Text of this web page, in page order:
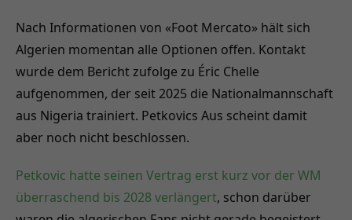
Nach Informationen von «Foot Mercato» hält sich
Algerien momentan alle Optionen offen. Kontakt
wurde dem Bericht zufolge zu Éric Chelle
aufgenommen, der seit 2025 die Nationalmannschaft
aus Nigeria trainiert. Petkovics Aus scheint damit
aber noch nicht beschlossen.
Petkovic hatte seinen Vertrag erst kurz vor der WM
überraschend bis 2028 verlängert, schon darüber